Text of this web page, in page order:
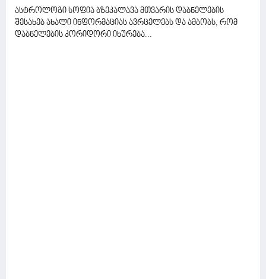
ასტროლოგი სოფია ბზეკალავა მთვარის დაბნელების
შესახებ ახალი ინფორმაციას ავრცელებს და ამბობს, რომ
დაბნელების კორიდორი იხურება...